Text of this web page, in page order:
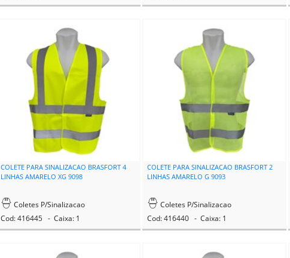
COLETE PARA SINALIZACAO BRASFORT 4
LINHAS AMARELO XG 9098
Coletes P/Sinalizacao
Cod: 416445 - Caixa: 1
COLETE PARA SINALIZACAO BRASFORT 2
LINHAS AMARELO G 9093
Coletes P/Sinalizacao
Cod: 416440 - Caixa: 1